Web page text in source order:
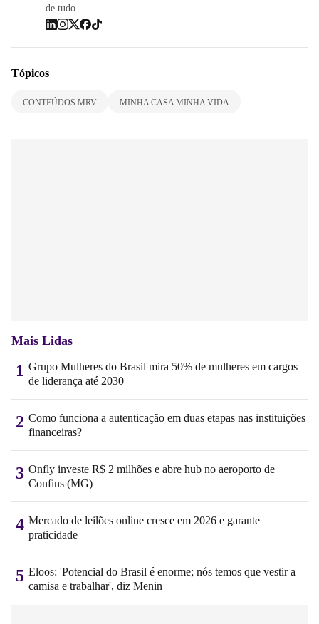
de tudo.
Tópicos
CONTEÚDOS MRV MINHA CASA MINHA VIDA
Mais Lidas
1 Grupo Mulheres do Brasil mira 50% de mulheres em cargos
de liderança até 2030
2 Como funciona a autenticação em duas etapas nas instituições
financeiras?
3 Onfly investe R$ 2 milhões e abre hub no aeroporto de
Confins (MG)
4 Mercado de leilões online cresce em 2026 e garante
praticidade
5 Eloos: 'Potencial do Brasil é enorme; nós temos que vestir a
camisa e trabalhar', diz Menin